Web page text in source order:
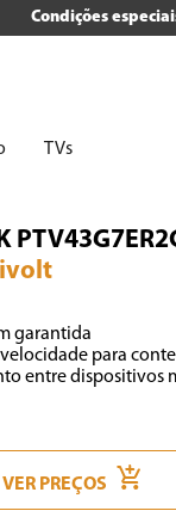
Condições
TVs
garantida
velocidade para
entre dispositivos
VER PREÇOS